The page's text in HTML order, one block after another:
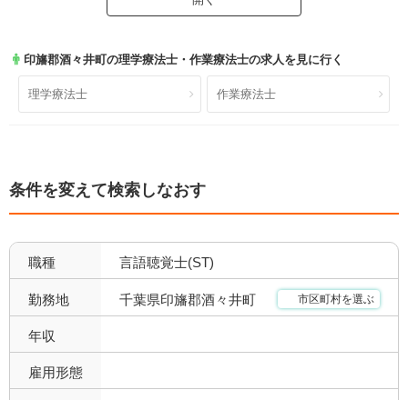
就業時間・休日が魅力 土日休み
日祝休み 0 土日祝休み 0
年間休日120日以上 0
福利厚生充実 5 社会保険完備 3
昇給あり 退職金あり
寮あり 0
印旛郡酒々井町の理学療法士・作業療法士の求人を見に行く
理学療法士 作業療法士
条件を変えて検索しなおす
職種 言語聴覚士(ST)
勤務地 千葉県印旛郡酒々井町 市区町村を選ぶ
年収
雇用形態